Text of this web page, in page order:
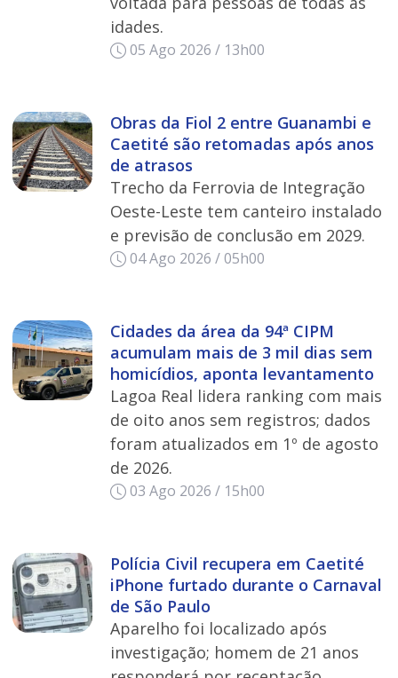
idades.
05 Ago 2026 / 13h00
Obras da Fiol 2 entre Guanambi e
Caetité são retomadas após anos
de atrasos
Trecho da Ferrovia de Integração
Oeste-Leste tem canteiro instalado
e previsão de conclusão em 2029.
04 Ago 2026 / 05h00
Cidades da área da 94ª CIPM
acumulam mais de 3 mil dias sem
homicídios, aponta levantamento
Lagoa Real lidera ranking com mais
de oito anos sem registros; dados
foram atualizados em 1º de agosto
de 2026.
03 Ago 2026 / 15h00
Polícia Civil recupera em Caetité
iPhone furtado durante o Carnaval
de São Paulo
Aparelho foi localizado após
investigação; homem de 21 anos